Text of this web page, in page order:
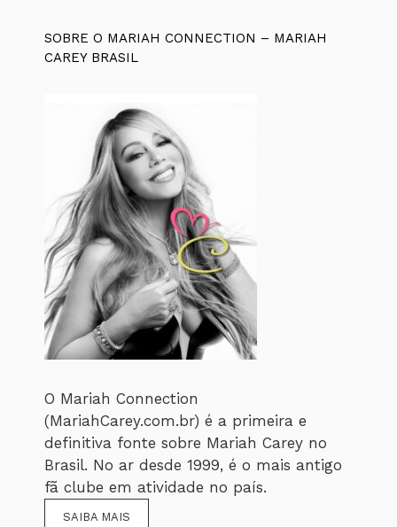
SOBRE O MARIAH CONNECTION – MARIAH
CAREY BRASIL
O Mariah Connection
(MariahCarey.com.br) é a primeira e
definitiva fonte sobre Mariah Carey no
Brasil. No ar desde 1999, é o mais antigo
fã clube em atividade no país.
SAIBA MAIS